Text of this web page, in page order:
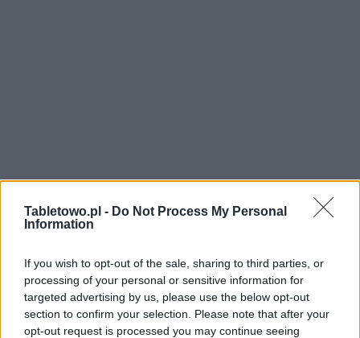
Tabletowo.pl - Do Not Process My Personal
Information
If you wish to opt-out of the sale, sharing to third parties, or
processing of your personal or sensitive information for
targeted advertising by us, please use the below opt-out
section to confirm your selection. Please note that after your
opt-out request is processed you may continue seeing